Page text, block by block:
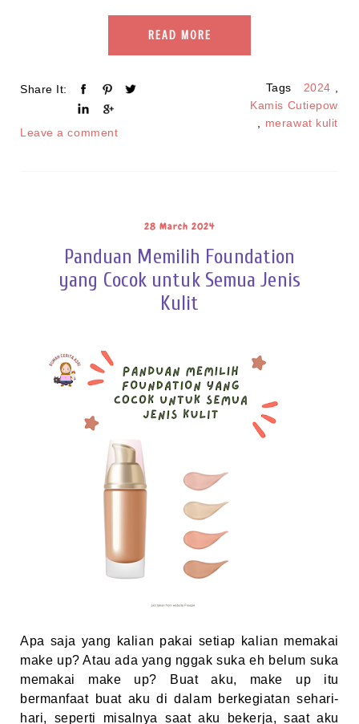
READ MORE
Share It:
Leave a comment
Tags 2024
Kamis Cutiepow
merawat kulit
28 March 2024
Panduan Memilih Foundation
yang Cocok untuk Semua Jenis
Kulit
Apa saja yang kalian pakai setiap kalian memakai
make up? Atau ada yang nggak suka eh belum suka
memakai make up? Buat aku, make up itu
bermanfaat buat aku di dalam berkegiatan sehari-
hari, seperti misalnya saat aku bekerja, saat aku